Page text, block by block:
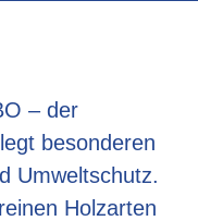
– der
besonderen
Umweltschutz.
Holzarten